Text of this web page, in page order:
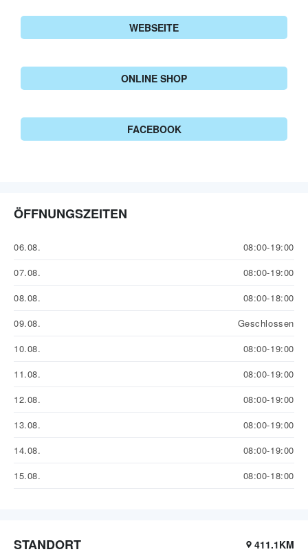
WEBSEITE
ONLINE SHOP
FACEBOOK
ÖFFNUNGSZEITEN
06.08.
08:00-19:00
07.08.
08:00-19:00
08.08.
08:00-18:00
09.08.
Geschlossen
10.08.
08:00-19:00
11.08.
08:00-19:00
12.08.
08:00-19:00
13.08.
08:00-19:00
14.08.
08:00-19:00
15.08.
08:00-18:00
STANDORT 411.1KM